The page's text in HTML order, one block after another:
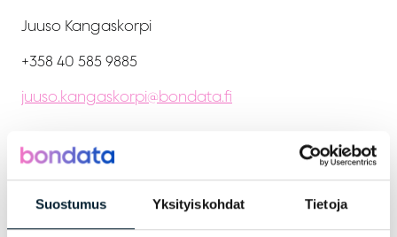
Suostumus Yksityiskohdat Tietoja
Juuso Kangaskorpi
+358 40 585 9885
juuso.kangaskorpi@bondata.fi
Jaa artikkeli